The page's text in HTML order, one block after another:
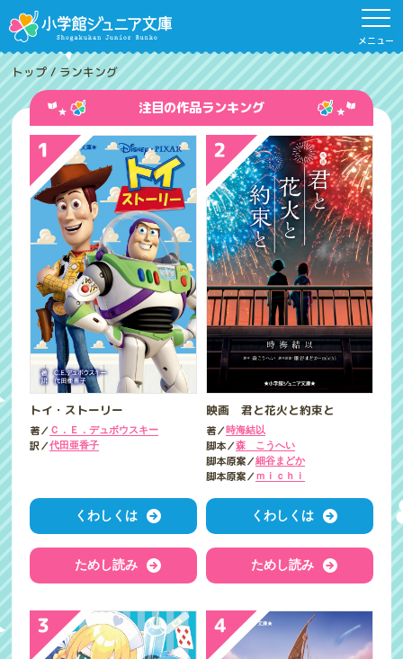
メニュー
トップ /ランキング
注目の作品ランキング
トイ・ストーリー
著／ Ｃ．Ｅ．デュボウスキー
訳／代田亜香子
くわしくは
ためし読み
映画 君と花火と約束と
著／ 時海結以
脚本／森 こうへい
脚本原案／細谷まどか
脚本原案／ｍｉｃｈｉ
くわしくは
ためし読み